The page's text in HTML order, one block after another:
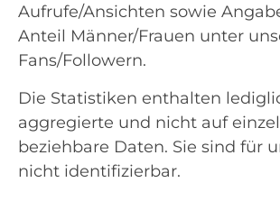
Aufrufe/Ansichten sowie
Anteil Männer/Frauen unter
Fans/Followern.
Die Statistiken enthalten
aggregierte und nicht auf
beziehbare Daten. Sie sind für
nicht identifizierbar.